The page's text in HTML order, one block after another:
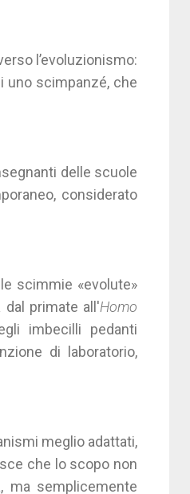
l’evoluzionismo:
uno scimpanzé, che
delle scuole
considerato
scimmie «evolute»
primate all'Homo
imbecilli pedanti
di laboratorio,
meglio adattati,
che lo scopo non
ma semplicemente